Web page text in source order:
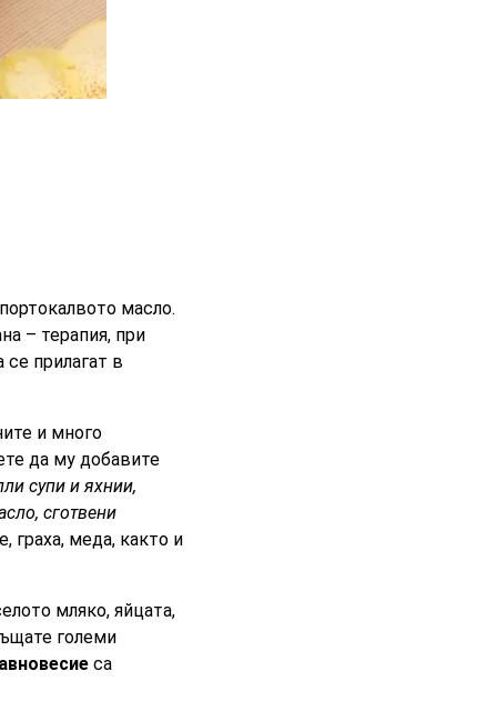
масло.
– терапия, при
прилагат в
и много
да му добавите
супи и яхнии,
сготвени
граха, меда, както и
мляко, яйцата,
големи
са